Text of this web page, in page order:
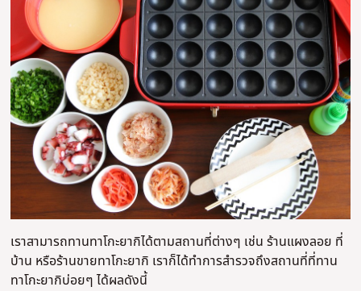
เราสามารถทานทาโกะยากิได้ตามสถานที่ต่างๆ เช่น ร้านแผงลอย ที่
บ้าน หรือร้านขายทาโกะยากิ เราก็ได้ทำการสำรวจถึงสถานที่ที่ทาน
ทาโกะยากิบ่อยๆ ได้ผลดังนี้